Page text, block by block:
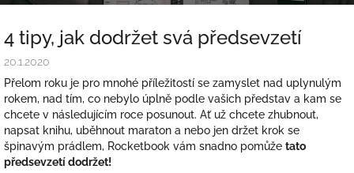
4 tipy, jak dodržet svá předsevzetí
20.1.2020
Přelom roku je pro mnohé příležitostí se zamyslet nad uplynulým
rokem, nad tím, co nebylo úplně podle vašich představ a kam se
chcete v následujícím roce posunout. Ať už chcete zhubnout,
napsat knihu, uběhnout maraton a nebo jen držet krok se
špinavým prádlem, Rocketbook vám snadno pomůže tato
předsevzetí dodržet!